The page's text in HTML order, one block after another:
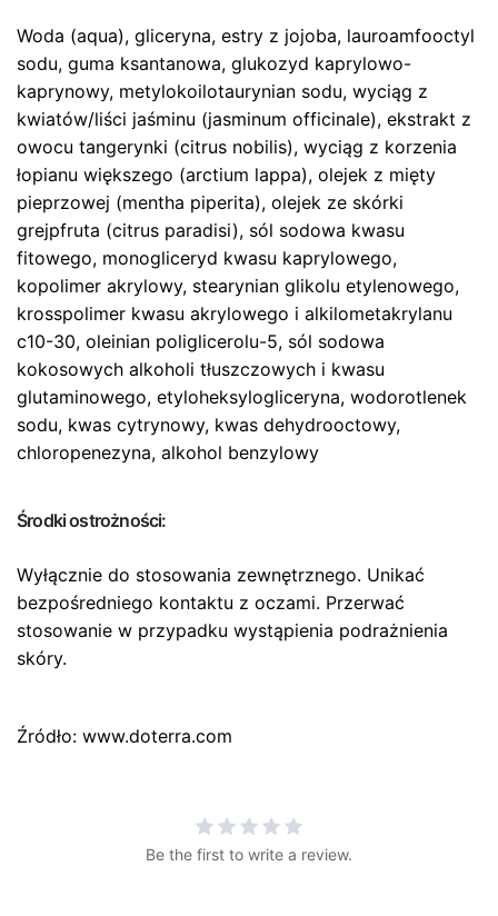
Woda (aqua), gliceryna, estry z jojoba, lauroamfooctyl
sodu, guma ksantanowa, glukozyd kaprylowo-
kaprynowy, metylokoilotaurynian sodu, wyciąg z
kwiatów/liści jaśminu (jasminum officinale), ekstrakt z
owocu tangerynki (citrus nobilis), wyciąg z korzenia
łopianu większego (arctium lappa), olejek z mięty
pieprzowej (mentha piperita), olejek ze skórki
grejpfruta (citrus paradisi), sól sodowa kwasu
fitowego, monogliceryd kwasu kaprylowego,
kopolimer akrylowy, stearynian glikolu etylenowego,
krosspolimer kwasu akrylowego i alkilometakrylanu
c10-30, oleinian poliglicerolu-5, sól sodowa
kokosowych alkoholi tłuszczowych i kwasu
glutaminowego, etyloheksylogliceryna, wodorotlenek
sodu, kwas cytrynowy, kwas dehydrooctowy,
chloropenezyna, alkohol benzylowy
Środki ostrożności:
Wyłącznie do stosowania zewnętrznego. Unikać
bezpośredniego kontaktu z oczami. Przerwać
stosowanie w przypadku wystąpienia podrażnienia
skóry.
Źródło: www.doterra.com
Be the first to write a review.